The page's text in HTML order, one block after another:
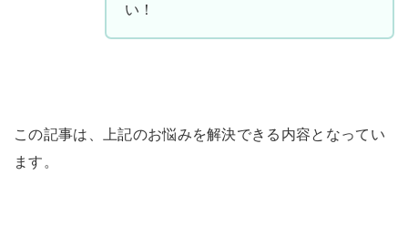
い！
この記事は、上記のお悩みを解決できる内容となってい
ます。